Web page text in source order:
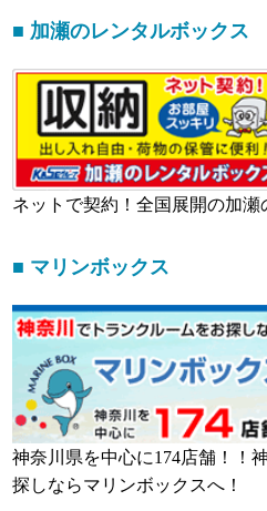
■ 加瀬のレンタルボックス
ネットで契約！全国展開の加瀬
■ マリンボックス
神奈川県を中心に174店舗！！
探しならマリンボックスへ！